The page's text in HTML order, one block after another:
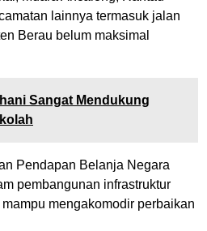
lainnya termasuk jalan
Berau belum maksimal
Sangat Mendukung
Pendapan Belanja Negara
pembangunan infrastruktur
mengakomodir perbaikan